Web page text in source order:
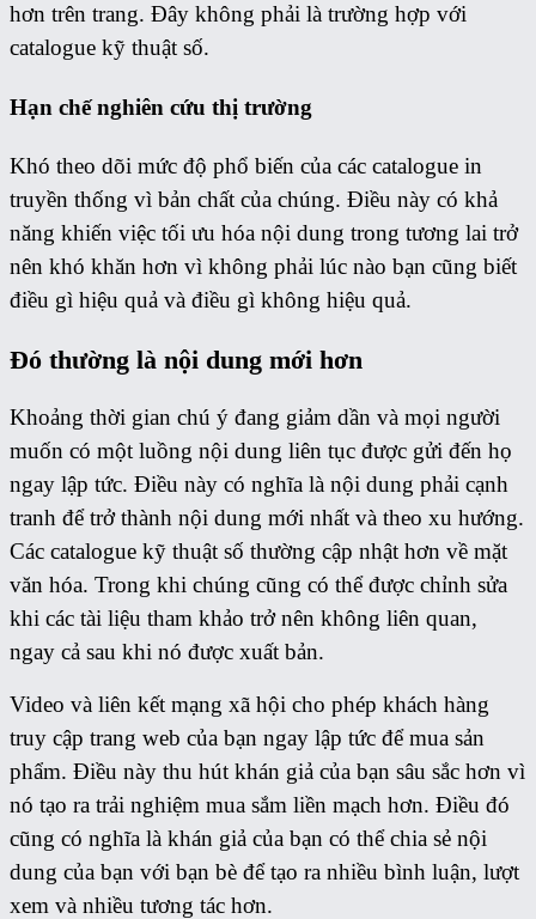
hơn trên trang. Đây không phải là trường hợp với
catalogue kỹ thuật số.
Hạn chế nghiên cứu thị trường
Khó theo dõi mức độ phổ biến của các catalogue in
truyền thống vì bản chất của chúng. Điều này có khả
năng khiến việc tối ưu hóa nội dung trong tương lai trở
nên khó khăn hơn vì không phải lúc nào bạn cũng biết
điều gì hiệu quả và điều gì không hiệu quả.
Đó thường là nội dung mới hơn
Khoảng thời gian chú ý đang giảm dần và mọi người
muốn có một luồng nội dung liên tục được gửi đến họ
ngay lập tức. Điều này có nghĩa là nội dung phải cạnh
tranh để trở thành nội dung mới nhất và theo xu hướng.
Các catalogue kỹ thuật số thường cập nhật hơn về mặt
văn hóa. Trong khi chúng cũng có thể được chỉnh sửa
khi các tài liệu tham khảo trở nên không liên quan,
ngay cả sau khi nó được xuất bản.
Video và liên kết mạng xã hội cho phép khách hàng
truy cập trang web của bạn ngay lập tức để mua sản
phẩm. Điều này thu hút khán giả của bạn sâu sắc hơn vì
nó tạo ra trải nghiệm mua sắm liền mạch hơn. Điều đó
cũng có nghĩa là khán giả của bạn có thể chia sẻ nội
dung của bạn với bạn bè để tạo ra nhiều bình luận, lượt
xem và nhiều tương tác hơn.